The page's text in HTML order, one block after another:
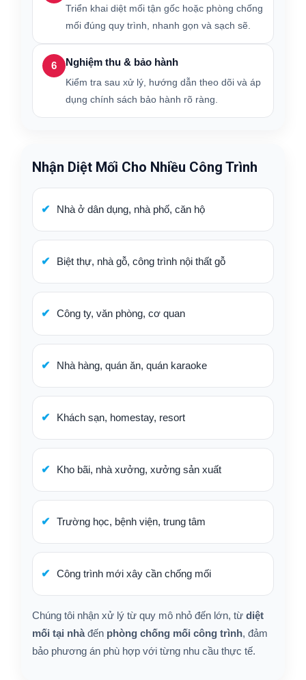
Triển khai diệt mối tận gốc hoặc phòng chống
mối đúng quy trình, nhanh gọn và sạch sẽ.
6 Nghiệm thu & bảo hành
Kiểm tra sau xử lý, hướng dẫn theo dõi và áp
dụng chính sách bảo hành rõ ràng.
Nhận Diệt Mối Cho Nhiều Công Trình
Nhà ở dân dụng, nhà phố, căn hộ
Biệt thự, nhà gỗ, công trình nội thất gỗ
Công ty, văn phòng, cơ quan
Nhà hàng, quán ăn, quán karaoke
Khách sạn, homestay, resort
Kho bãi, nhà xưởng, xưởng sản xuất
Trường học, bệnh viện, trung tâm
Công trình mới xây cần chống mối
Chúng tôi nhận xử lý từ quy mô nhỏ đến lớn, từ diệt
mối tại nhà đến phòng chống mối công trình, đảm
bảo phương án phù hợp với từng nhu cầu thực tế.